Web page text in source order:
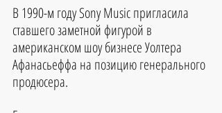
В 1990-м году Sony Music пригласила
ставшего заметной фигурой в
американском шоу бизнесе Уолтера
Афанасьеффа на позицию генерального
продюсера.